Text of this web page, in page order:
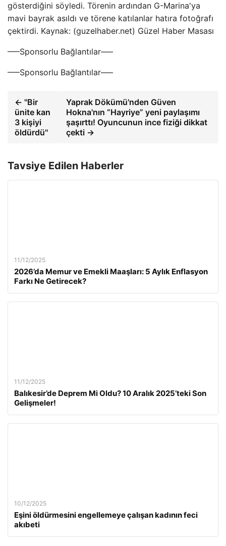
gösterdiğini söyledi. Törenin ardından G-Marina'ya
mavi bayrak asıldı ve törene katılanlar hatıra fotoğrafı
çektirdi. Kaynak: (guzelhaber.net) Güzel Haber Masası
—–Sponsorlu Bağlantılar—–
—–Sponsorlu Bağlantılar—–
← ''Bir
ünite kan
3 kişiyi
öldürdü''
Yaprak Dökümü'nden Güven
Hokna'nın “Hayriye” yeni paylaşımı
şaşırttı! Oyuncunun ince fiziği dikkat
çekti →
Tavsiye Edilen Haberler
11/12/2025
2026’da Memur ve Emekli Maaşları: 5 Aylık Enflasyon
Farkı Ne Getirecek?
11/12/2025
Balıkesir’de Deprem Mi Oldu? 10 Aralık 2025’teki Son
Gelişmeler!
10/12/2025
Eşini öldürmesini engellemeye çalışan kadının feci
akıbeti